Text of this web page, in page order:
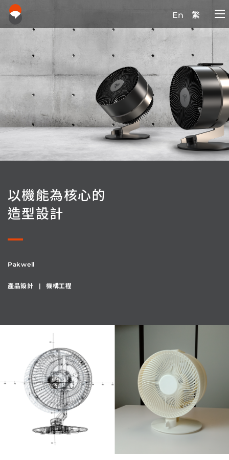
En 繁
以機能為核心的
造型設計
Pakwell
產品設計 機構工程